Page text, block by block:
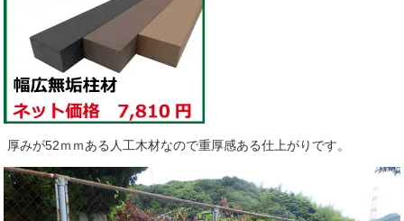
厚みが52ｍｍある人工木材なので重厚感ある仕上がりです。